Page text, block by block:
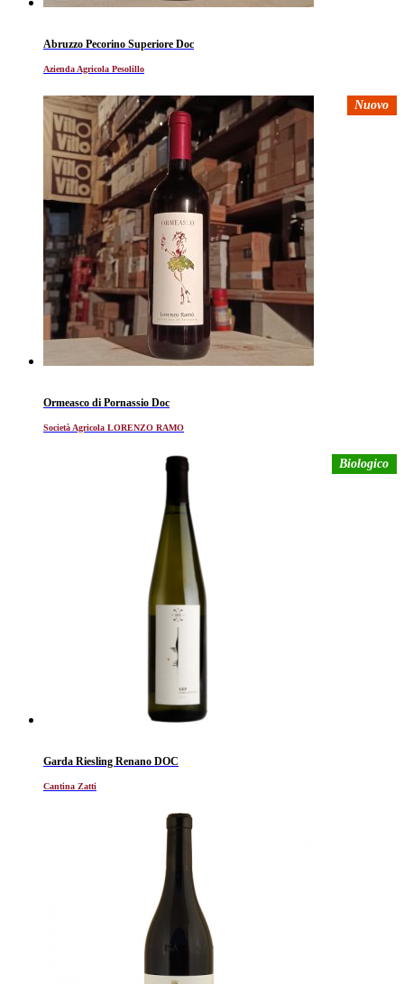
Abruzzo Pecorino Superiore Doc
Azienda Agricola Pesolillo
Nuovo
Ormeasco di Pornassio Doc
Società Agricola LORENZO RAMO
Biologico
Garda Riesling Renano DOC
Cantina Zatti